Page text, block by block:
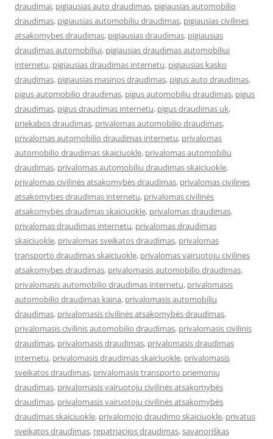
draudimai, pigiausias auto draudimas, pigiausias automobilio
draudimas, pigiausias automobiliu draudimas, pigiausias civilines
atsakomybes draudimas, pigiausias draudimas, pigiausias
draudimas automobiliui, pigiausias draudimas automobiliui
internetu, pigiausias draudimas internetu, pigiausias kasko
draudimas, pigiausias masinos draudimas, pigus auto draudimas,
pigus automobilio draudimas, pigus automobiliu draudimas, pigus
draudimas, pigus draudimas internetu, pigus draudimas uk,
priekabos draudimas, privalomas automobilio draudimas,
privalomas automobilio draudimas internetu, privalomas
automobilio draudimas skaiciuokle, privalomas automobiliu
draudimas, privalomas automobiliu draudimas skaiciuokle,
privalomas civilinės atsakomybės draudimas, privalomas civilines
atsakomybes draudimas internetu, privalomas civilinės
atsakomybės draudimas skaiciuokle, privalomas draudimas,
privalomas draudimas internetu, privalomas draudimas
skaiciuokle, privalomas sveikatos draudimas, privalomas
transporto draudimas skaiciuokle, privalomas vairuotoju civilines
atsakomybes draudimas, privalomasis automobilio draudimas,
privalomasis automobilio draudimas internetu, privalomasis
automobilio draudimas kaina, privalomasis automobiliu
draudimas, privalomasis civilinės atsakomybės draudimas,
privalomasis civilinis automobilio draudimas, privalomasis civilinis
draudimas, privalomasis draudimas, privalomasis draudimas
internetu, privalomasis draudimas skaiciuokle, privalomasis
sveikatos draudimas, privalomasis transporto priemonių
draudimas, privalomasis vairuotojų civilinės atsakomybės
draudimas, privalomasis vairuotojų civilinės atsakomybės
draudimas skaiciuokle, privalomojo draudimo skaiciuokle, privatus
sveikatos draudimas, repatriacijos draudimas,savanoriškas